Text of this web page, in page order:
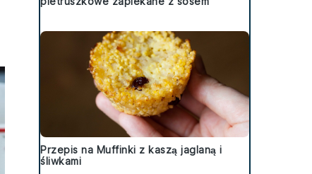
Przepis na Muffinki z kaszą jaglaną i
śliwkami